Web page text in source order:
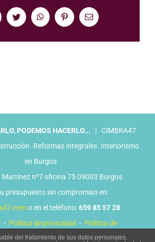
TwitterWhatsAppPinterestCorreo
electrónico
PODEMOS HACERLO...
| CIMBRA47
.Reformas integrales .Interiorismo
en Burgos
Martínez nº7 oficina 75 09003 Burgos
presupuesto sin compromiso en:
o en el teléfono:659 85 57 28
- Política de privacidad - Política de
-Condiciones Generales de Uso
del tratamiento de sus datos personales.